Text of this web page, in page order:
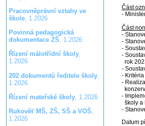
Pracovněprávní vztahy ve
škole, 1.2026
Povinná pedagogická
dokumentace ZŠ, 1.2026
Řízení málotřídní školy,
1.2026
202 dokumentů ředitele školy,
1.2026
Řízení mateřské školy, 1.2026
Rukověť MŠ, ZŠ, SŠ a VOŠ,
1.2026
Část
-
Část
-
-
-
-
rok
-
-
-
-
školy a
-
Datum